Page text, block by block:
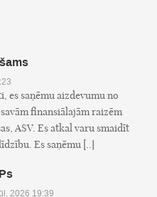
es saņēmu aizdevumu no
finansiālajām raizēm
ASV. Es atkal varu smaidīt
Es saņēmu [..]
2026 19:39